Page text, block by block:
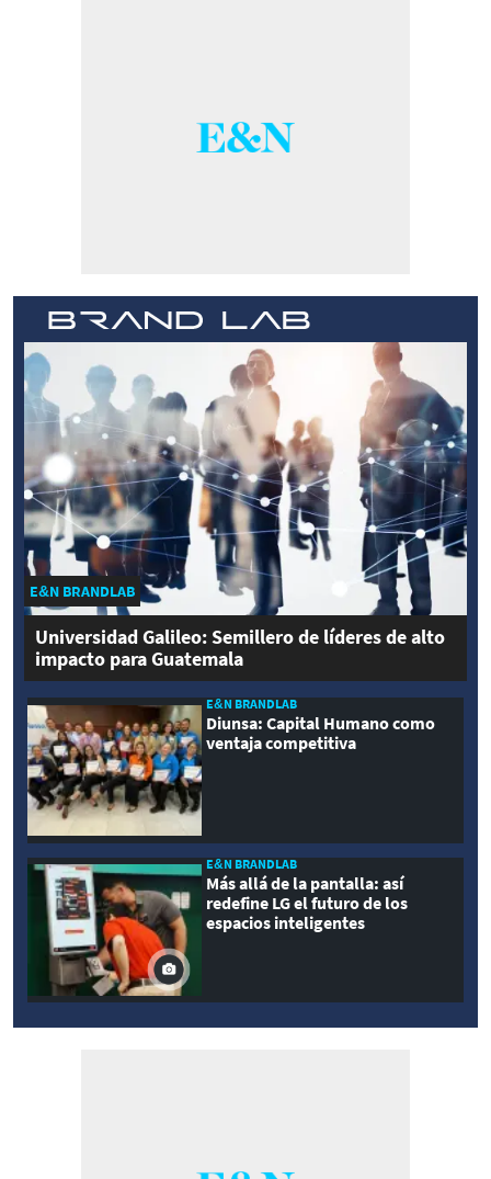
E&N BRANDLAB
Universidad Galileo: Semillero de líderes de alto
impacto para Guatemala
E&N BRANDLAB
Diunsa: Capital Humano como
ventaja competitiva
E&N BRANDLAB
Más allá de la pantalla: así
redefine LG el futuro de los
espacios inteligentes